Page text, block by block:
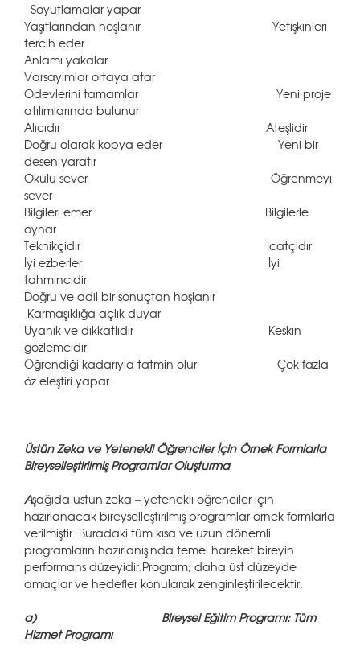
Soyutlamalar yapar
Yaşıtlarından hoşlanır Yetişkinleri
tercih eder
Anlamı yakalar
Varsayımlar ortaya atar
Ödevlerini tamamlar Yeni proje
atılımlarında bulunur
Alıcıdır Ateşlidir
Doğru olarak kopya eder Yeni bir
desen yaratır
Okulu sever Öğrenmeyi
sever
Bilgileri emer Bilgilerle
oynar
Teknikçidir İcatçıdır
İyi ezberler İyi
tahmincidir
Doğru ve adil bir sonuçtan hoşlanır
Karmaşıklığa açlık duyar
Uyanık ve dikkatlidir Keskin
gözlemcidir
Öğrendiği kadarıyla tatmin olur Çok fazla
öz eleştiri yapar.
Üstün Zeka ve Yetenekli Öğrenciler İçin Örnek Formlarla
Bireyselleştirilmiş Programlar Oluşturma
Aşağıda üstün zeka – yetenekli öğrenciler için
hazırlanacak bireyselleştirilmiş programlar örnek formlarla
verilmiştir. Buradaki tüm kısa ve uzun dönemli
programların hazırlanışında temel hareket bireyin
performans düzeyidir.Program; daha üst düzeyde
amaçlar ve hedefler konularak zenginleştirilecektir.
a) Bireysel Eğitim Programı: Tüm
Hizmet Programı